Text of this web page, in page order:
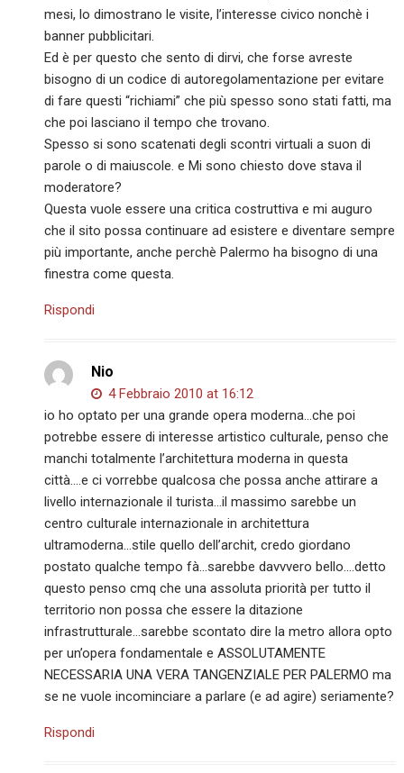
mesi, lo dimostrano le visite, l’interesse civico nonchè i
banner pubblicitari.
Ed è per questo che sento di dirvi, che forse avreste
bisogno di un codice di autoregolamentazione per evitare
di fare questi “richiami” che più spesso sono stati fatti, ma
che poi lasciano il tempo che trovano.
Spesso si sono scatenati degli scontri virtuali a suon di
parole o di maiuscole. e Mi sono chiesto dove stava il
moderatore?
Questa vuole essere una critica costruttiva e mi auguro
che il sito possa continuare ad esistere e diventare sempre
più importante, anche perchè Palermo ha bisogno di una
finestra come questa.
Rispondi
Nio
4 Febbraio 2010 at 16:12
io ho optato per una grande opera moderna…che poi
potrebbe essere di interesse artistico culturale, penso che
manchi totalmente l’architettura moderna in questa
città….e ci vorrebbe qualcosa che possa anche attirare a
livello internazionale il turista…il massimo sarebbe un
centro culturale internazionale in architettura
ultramoderna…stile quello dell’archit, credo giordano
postato qualche tempo fà…sarebbe davvvero bello….detto
questo penso cmq che una assoluta priorità per tutto il
territorio non possa che essere la ditazione
infrastrutturale…sarebbe scontato dire la metro allora opto
per un’opera fondamentale e ASSOLUTAMENTE
NECESSARIA UNA VERA TANGENZIALE PER PALERMO ma
se ne vuole incominciare a parlare (e ad agire) seriamente?
Rispondi